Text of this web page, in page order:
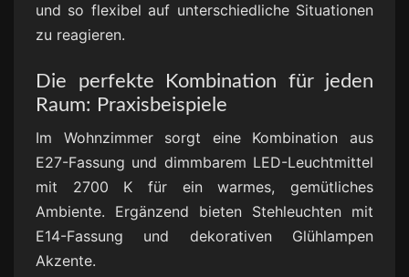
und so flexibel auf unterschiedliche Situationen
zu reagieren.
Die perfekte Kombination für jeden
Raum: Praxisbeispiele
Im Wohnzimmer sorgt eine Kombination aus
E27-Fassung und dimmbarem LED-Leuchtmittel
mit 2700 K für ein warmes, gemütliches
Ambiente. Ergänzend bieten Stehleuchten mit
E14-Fassung und dekorativen Glühlampen
Akzente.